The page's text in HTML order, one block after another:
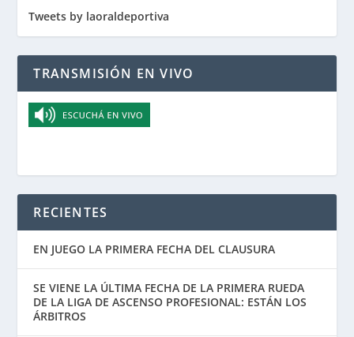
Tweets by laoraldeportiva
TRANSMISIÓN EN VIVO
RECIENTES
EN JUEGO LA PRIMERA FECHA DEL CLAUSURA
SE VIENE LA ÚLTIMA FECHA DE LA PRIMERA RUEDA
DE LA LIGA DE ASCENSO PROFESIONAL: ESTÁN LOS
ÁRBITROS